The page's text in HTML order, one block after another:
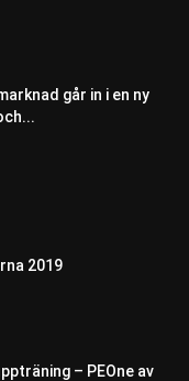
går in i en ny
2019
– PEOne av